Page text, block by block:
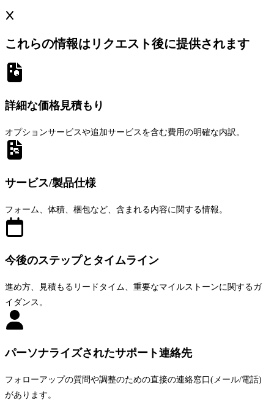
FAQs
これらの情報はリクエスト後に提供されます
詳細な価格見積もり
オプションサービスや追加サービスを含む費用の明確な内訳。
サービス/製品仕様
フォーム、体積、梱包など、含まれる内容に関する情報。
イダンス。